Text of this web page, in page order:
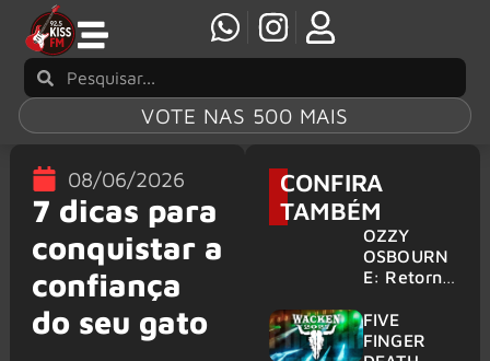
VOTE NAS 500 MAIS
08/06/2026
7 dicas para
conquistar a
confiança
do seu gato
CONFIRA
TAMBÉM
OZZY
OSBOURN
E: Retorno
em 2027 é
confirmad
FIVE
FINGER